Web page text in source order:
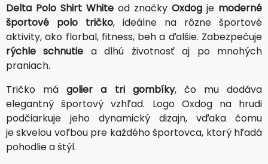
Delta Polo Shirt White od značky Oxdog je moderné
športové polo tričko, ideálne na rôzne športové
aktivity, ako florbal, fitness, beh a ďalšie. Zabezpečuje
rýchle schnutie a dlhú životnosť aj po mnohých
praniach.
Tričko mágolier a tri gombíky, čo mu dodáva
elegantný športový vzhľad. Logo Oxdog na hrudi
podčiarkuje jeho dynamický dizajn, vďaka čomu
je skvelou voľbou pre každého športovca, ktorý hľadá
pohodlie a štýl.